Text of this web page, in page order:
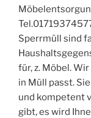
Sperrmüll sind
für, z. Möbel.
in Müll passt.
und kompetent
gibt, es wird